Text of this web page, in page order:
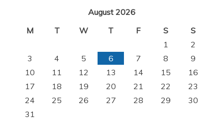
August 2026
M
T W T F S
S
1
2
3
4 5 6 7 8
9
10
11 12 13 14 15
16
17
18 19 20 21 22
23
24
25 26 27 28 29
30
31